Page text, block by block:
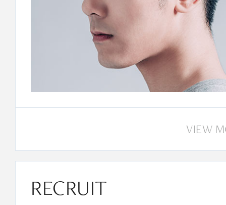
VIEW
RECRUIT